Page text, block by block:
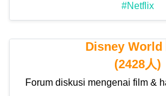
#Netflix
Disney
(2428人)
Forum diskusi mengenai film &